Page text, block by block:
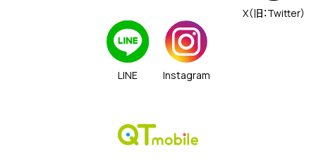
X（旧：Twitter）
LINE Instagram